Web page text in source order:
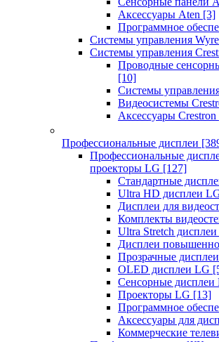
Аксессуары Aten [3]
Программное
Системы управления
Системы управления
Проводные
[10]
Системы
Видеосистемы
Аксессуары Crestron
Профессиональные дисплеи
Профессиональные
проекторы LG [127]
Стандартные
Ultra HD дисплеи
Дисплеи для
Комплекты
Ultra Stretch
Дисплеи
Прозрачные
OLED дисплеи LG
Сенсорные дисплеи
Проекторы LG [13]
Программное
Аксессуары для
Коммерческие